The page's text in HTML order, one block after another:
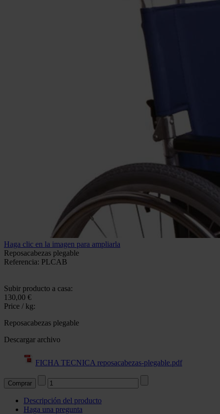
Haga clic en la imagen para ampliarla
Reposacabezas plegable
Referencia: PLCAB
Subir producto a casa:
130,00 €
Price / kg:
Reposacabezas plegable
Descargar archivo
FICHA TECNICA reposacabezas-plegable.pdf
Descripción del producto
Haga una pregunta